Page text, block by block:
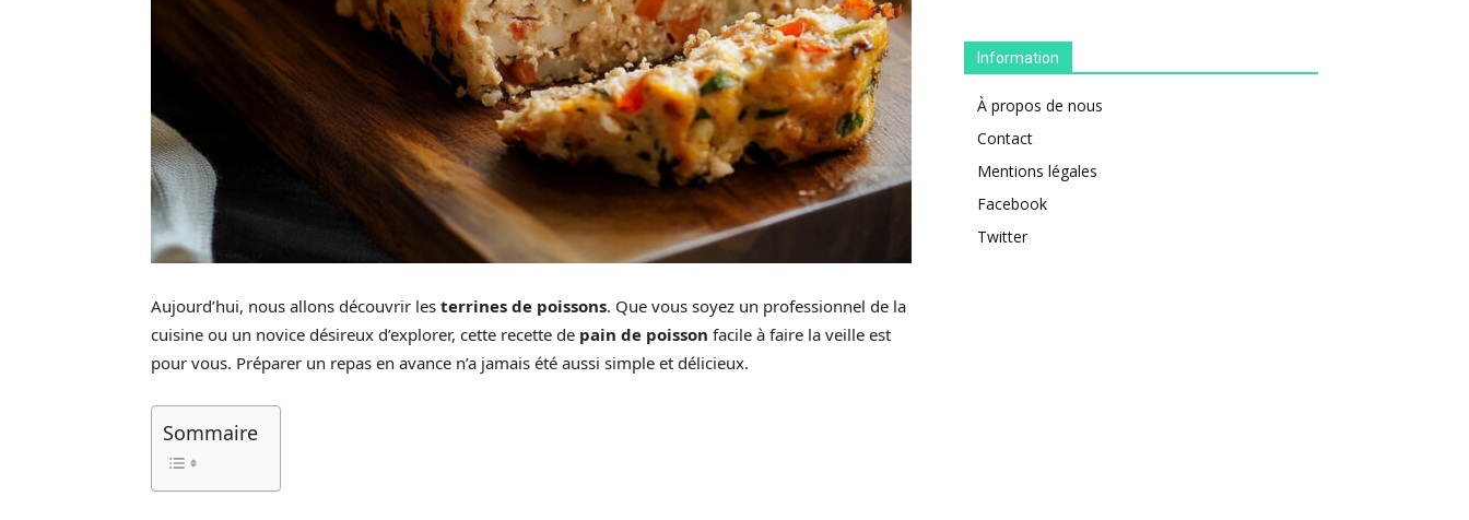
Aujourd’hui, nous allons découvrir les terrines de poissons. Que vous soyez un professionnel de la
cuisine ou un novice désireux d’explorer, cette recette de pain de poisson facile à faire la veille est
pour vous. Préparer un repas en avance n’a jamais été aussi simple et délicieux.
Sommaire
Information
À propos de nous
Contact
Mentions légales
Facebook
Twitter